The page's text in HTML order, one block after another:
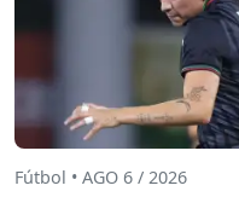
Fútbol • AGO 6 / 2026